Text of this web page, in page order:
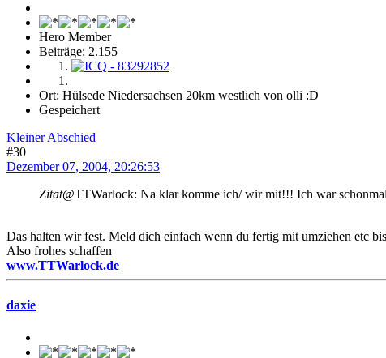
Hero Member
Beiträge: 2.155
Ort: Hülsede Niedersachsen 20km westlich von olli :D
Gespeichert
Kleiner Abschied
#30
Dezember 07, 2004, 20:26:53
Zitat@TTWarlock: Na klar komme ich/ wir mit!!! Ich war
Das halten wir fest. Meld dich einfach wenn du fertig mit umziehen etc
Also frohes schaffen
www.TTWarlock.de
daxie